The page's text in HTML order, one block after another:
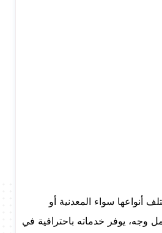
سواء المعدنية أو
وجه، يوفر خدماته باحترافية في